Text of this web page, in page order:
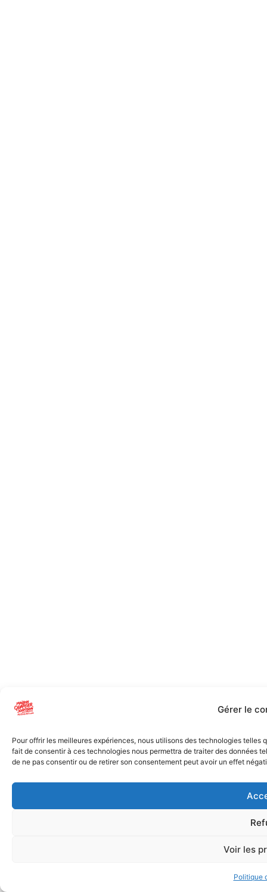
Gérer le
Pour offrir les meilleures expériences, nous utilisons des technologies
fait de consentir à ces technologies nous permettra de traiter des données
de ne pas consentir ou de retirer son consentement peut avoir un effet
Voir les
Politique